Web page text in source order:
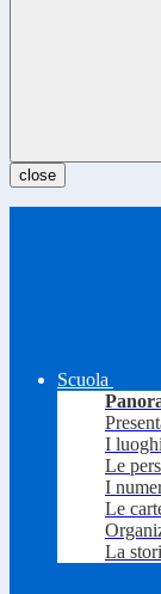
close
Scuola
I luoghi
Le
I
Le
La